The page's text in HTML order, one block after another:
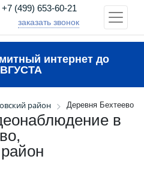
+7 (499) 653-60-21
заказать звонок
интернет до
район Деревня Бехтеево
в